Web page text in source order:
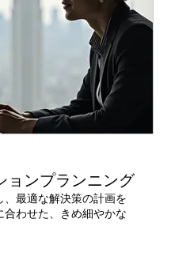
ョンプランニング
最適な解決策の計画を
わせた、きめ細やかな